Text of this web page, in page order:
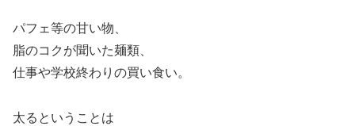
パフェ等の甘い物、
脂のコクが聞いた麺類、
仕事や学校終わりの買い食い。
太るということは